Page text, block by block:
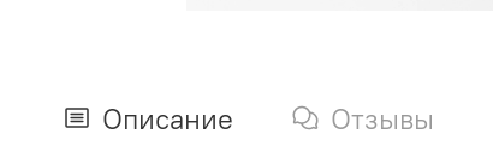
Описание Отзывы